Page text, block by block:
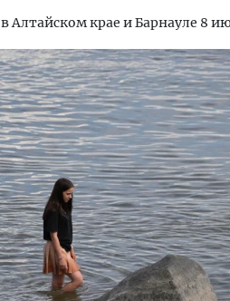
Алтайском крае и Барнауле 8